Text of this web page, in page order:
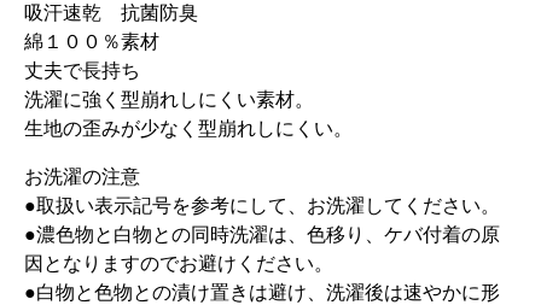
吸汗速乾 抗菌防臭
綿１００％素材
丈夫で長持ち
洗濯に強く型崩れしにくい素材。
生地の歪みが少なく型崩れしにくい。
お洗濯の注意
●取扱い表示記号を参考にして、お洗濯してください。
●濃色物と白物との同時洗濯は、色移り、ケバ付着の原
因となりますのでお避けください。
●白物と色物との漬け置きは避け、洗濯後は速やかに形